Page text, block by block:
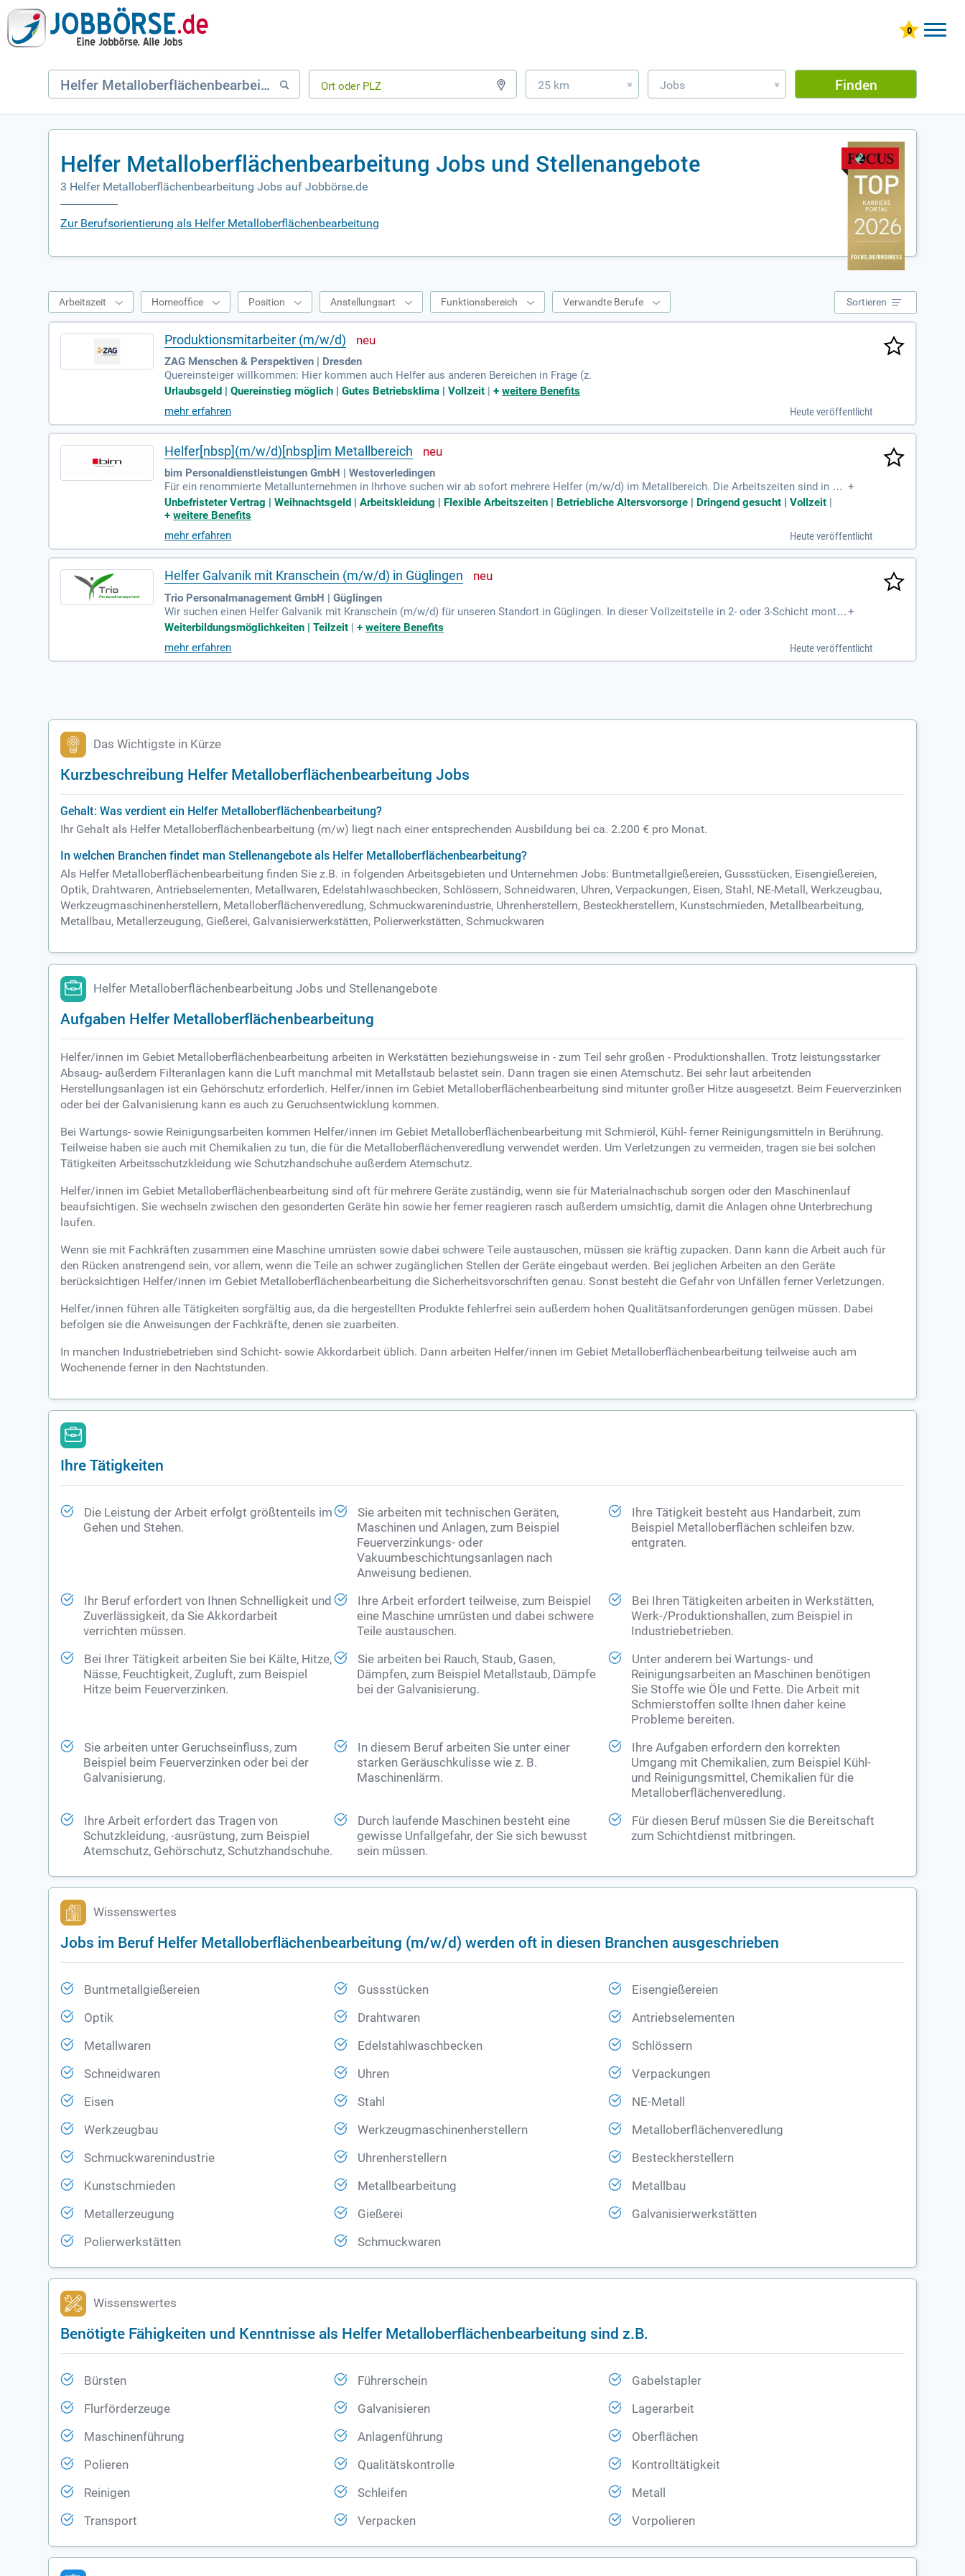
25 km » Jobs » Finden
Helfer Metalloberflächenbearbeitung Jobs und Stellenangebote
3 Helfer Metalloberflächenbearbeitung Jobs auf Jobbörse.de
Zur Berufsorientierung als Helfer Metalloberflächenbearbeitung
Arbeitszeit Homeoffice Position Anstellungsart Funktionsbereich Verwandte Berufe Sortieren
Produktionsmitarbeiter (m/w/d)
ZAG Menschen & Perspektiven | Dresden
Quereinsteiger willkommen: Hier kommen auch Helfer aus anderen Bereichen in Frage (z.
Urlaubsgeld | Quereinstieg möglich | Gutes Betriebsklima | Vollzeit |+weitere Benefits
mehr erfahren
Heute veröffentlicht
Helfer[nbsp](m/w/d)[nbsp]im Metallbereich
bim Personaldienstleistungen GmbH | Westoverledingen
Für ein renommierte Metallunternehmen in Ihrhove suchen wir ab sofort mehrere Helfer (m/w/d) im Metallbereich. Die Arbeitszeiten sind in Vo
llzeit, mit einer Schichtbereitschaft für Früh- und Spätschicht. Ihre Hauptaufgaben umfassen die Bearbeitung von Metalloberflächen sowie die
Nachbearbeitung von Schweißnähten. Idealerweise bringen Sie Erfahrung im Metallbereich mit und überzeugen durch Selbstständigkeit und Zu
ahmechancen. Zudem profitieren Sie von zusätzlichen finanziellen Anreizen, wie einer Wechselprämie und pünktlichen Lohnzahlungen.
+
Unbefristeter Vertrag | Weihnachtsgeld | Arbeitskleidung | Flexible Arbeitszeiten | Betriebliche Altersvorsorge | Dringend gesucht | Vollzeit
+weitere Benefits
mehr erfahren
Heute veröffentlicht
Helfer Galvanik mit Kranschein (m/w/d) in Güglingen
Trio Personalmanagement GmbH | Güglingen
Wir suchen einen Helfer Galvanik mit Kranschein (m/w/d) für unseren Standort in Güglingen. In dieser Vollzeitstelle in 2- oder 3-Schicht montie
rst du Kolbenstangen an Galvanik-Warenträgern und führst fachgerechte Schutzmaßnahmen durch. Du hast Erfahrung im Metallbereich sowie e
inen Kranschein und bist körperlich belastbar. Neben einer attraktiven Vergütung bieten wir Sonderzahlungen und eine langfristige Perspektive
mit Übernahmeoption. Deine Aufgaben beinhalten auch die Montage und Qualitätskontrolle der Bauteile. Werde Teil eines abwechslungsreiche
n Teams und starte deine Karriere in der Galvanik-Branche!
+
Weiterbildungsmöglichkeiten | Teilzeit |+weitere Benefits
mehr erfahren
Heute veröffentlicht
Das Wichtigste in Kürze
Kurzbeschreibung Helfer Metalloberflächenbearbeitung Jobs
Gehalt: Was verdient ein Helfer Metalloberflächenbearbeitung?
Ihr Gehalt als Helfer Metalloberflächenbearbeitung (m/w) liegt nach einer entsprechenden Ausbildung bei ca. 2.200 € pro Monat.
In welchen Branchen findet man Stellenangebote als Helfer Metalloberflächenbearbeitung?
Als Helfer Metalloberflächenbearbeitung finden Sie z.B. in folgenden Arbeitsgebieten und Unternehmen Jobs: Buntmetallgießereien, Gussstücken, Eisengießereien,
Optik, Drahtwaren, Antriebselementen, Metallwaren, Edelstahlwaschbecken, Schlössern, Schneidwaren, Uhren, Verpackungen, Eisen, Stahl, NE-Metall, Werkzeugbau,
Werkzeugmaschinenherstellern, Metalloberflächenveredlung, Schmuckwarenindustrie, Uhrenherstellern, Besteckherstellern, Kunstschmieden, Metallbearbeitung,
Metallbau, Metallerzeugung, Gießerei, Galvanisierwerkstätten, Polierwerkstätten, Schmuckwaren
Helfer Metalloberflächenbearbeitung Jobs und Stellenangebote
Aufgaben Helfer Metalloberflächenbearbeitung
Helfer/innen im Gebiet Metalloberflächenbearbeitung arbeiten in Werkstätten beziehungsweise in - zum Teil sehr großen - Produktionshallen. Trotz leistungsstarker
Absaug- außerdem Filteranlagen kann die Luft manchmal mit Metallstaub belastet sein. Dann tragen sie einen Atemschutz. Bei sehr laut arbeitenden
Herstellungsanlagen ist ein Gehörschutz erforderlich. Helfer/innen im Gebiet Metalloberflächenbearbeitung sind mitunter großer Hitze ausgesetzt. Beim Feuerverzinken
oder bei der Galvanisierung kann es auch zu Geruchsentwicklung kommen.
Bei Wartungs- sowie Reinigungsarbeiten kommen Helfer/innen im Gebiet Metalloberflächenbearbeitung mit Schmieröl, Kühl- ferner Reinigungsmitteln in Berührung.
Teilweise haben sie auch mit Chemikalien zu tun, die für die Metalloberflächenveredlung verwendet werden. Um Verletzungen zu vermeiden, tragen sie bei solchen
Tätigkeiten Arbeitsschutzkleidung wie Schutzhandschuhe außerdem Atemschutz.
Helfer/innen im Gebiet Metalloberflächenbearbeitung sind oft für mehrere Geräte zuständig, wenn sie für Materialnachschub sorgen oder den Maschinenlauf
beaufsichtigen. Sie wechseln zwischen den gesonderten Geräte hin sowie her ferner reagieren rasch außerdem umsichtig, damit die Anlagen ohne Unterbrechung
laufen.
Wenn sie mit Fachkräften zusammen eine Maschine umrüsten sowie dabei schwere Teile austauschen, müssen sie kräftig zupacken. Dann kann die Arbeit auch für
den Rücken anstrengend sein, vor allem, wenn die Teile an schwer zugänglichen Stellen der Geräte eingebaut werden. Bei jeglichen Arbeiten an den Geräte
berücksichtigen Helfer/innen im Gebiet Metalloberflächenbearbeitung die Sicherheitsvorschriften genau. Sonst besteht die Gefahr von Unfällen ferner Verletzungen.
Helfer/innen führen alle Tätigkeiten sorgfältig aus, da die hergestellten Produkte fehlerfrei sein außerdem hohen Qualitätsanforderungen genügen müssen. Dabei
befolgen sie die Anweisungen der Fachkräfte, denen sie zuarbeiten.
In manchen Industriebetrieben sind Schicht- sowie Akkordarbeit üblich. Dann arbeiten Helfer/innen im Gebiet Metalloberflächenbearbeitung teilweise auch am
Wochenende ferner in den Nachtstunden.
Ihre Tätigkeiten
Die Leistung der Arbeit erfolgt größtenteils im
Gehen und Stehen.
Sie arbeiten mit technischen Geräten,
Maschinen und Anlagen, zum Beispiel
Feuerverzinkungs- oder
Vakuumbeschichtungsanlagen nach
Anweisung bedienen.
Ihre Tätigkeit besteht aus Handarbeit, zum
Beispiel Metalloberflächen schleifen bzw.
entgraten.
Ihr Beruf erfordert von Ihnen Schnelligkeit und
Zuverlässigkeit, da Sie Akkordarbeit
verrichten müssen.
Ihre Arbeit erfordert teilweise, zum Beispiel
eine Maschine umrüsten und dabei schwere
Teile austauschen.
Bei Ihren Tätigkeiten arbeiten in Werkstätten,
Werk-/Produktionshallen, zum Beispiel in
Industriebetrieben.
Bei Ihrer Tätigkeit arbeiten Sie bei Kälte, Hitze,
Nässe, Feuchtigkeit, Zugluft, zum Beispiel
Hitze beim Feuerverzinken.
Sie arbeiten bei Rauch, Staub, Gasen,
Dämpfen, zum Beispiel Metallstaub, Dämpfe
bei der Galvanisierung.
Unter anderem bei Wartungs- und
Reinigungsarbeiten an Maschinen benötigen
Sie Stoffe wie Öle und Fette. Die Arbeit mit
Schmierstoffen sollte Ihnen daher keine
Probleme bereiten.
Sie arbeiten unter Geruchseinfluss, zum
Beispiel beim Feuerverzinken oder bei der
Galvanisierung.
In diesem Beruf arbeiten Sie unter einer
starken Geräuschkulisse wie z. B.
Maschinenlärm.
Ihre Aufgaben erfordern den korrekten
Umgang mit Chemikalien, zum Beispiel Kühl-
und Reinigungsmittel, Chemikalien für die
Metalloberflächenveredlung.
Ihre Arbeit erfordert das Tragen von
Schutzkleidung, -ausrüstung, zum Beispiel
Atemschutz, Gehörschutz, Schutzhandschuhe.
Durch laufende Maschinen besteht eine
gewisse Unfallgefahr, der Sie sich bewusst
sein müssen.
Für diesen Beruf müssen Sie die Bereitschaft
zum Schichtdienst mitbringen.
Wissenswertes
Jobs im Beruf Helfer Metalloberflächenbearbeitung (m/w/d) werden oft in diesen Branchen ausgeschrieben
Buntmetallgießereien Gussstücken Eisengießereien
Optik Drahtwaren Antriebselementen
Metallwaren Edelstahlwaschbecken Schlössern
Schneidwaren Uhren Verpackungen
Eisen Stahl NE-Metall
Werkzeugbau Werkzeugmaschinenherstellern Metalloberflächenveredlung
Schmuckwarenindustrie Uhrenherstellern Besteckherstellern
Kunstschmieden Metallbearbeitung Metallbau
Metallerzeugung Gießerei Galvanisierwerkstätten
Polierwerkstätten Schmuckwaren
Wissenswertes
Benötigte Fähigkeiten und Kenntnisse als Helfer Metalloberflächenbearbeitung sind z.B.
Bürsten Führerschein Gabelstapler
Flurförderzeuge Galvanisieren Lagerarbeit
Maschinenführung Anlagenführung Oberflächen
Polieren Qualitätskontrolle Kontrolltätigkeit
Reinigen Schleifen Metall
Transport Verpacken Vorpolieren